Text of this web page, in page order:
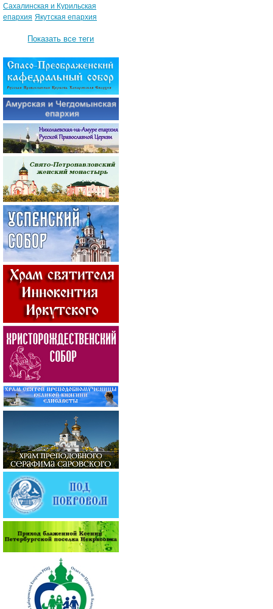
Сахалинская и Курильская
епархия Якутская епархия
Показать все теги